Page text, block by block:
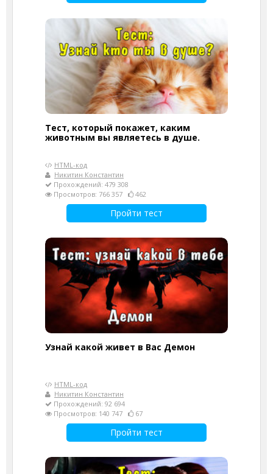
Тест, который покажет, каким
животным вы являетесь в душе.
HTML-код
Никитин Константин
Прохождений: 479 308
Просмотров: 766 357
462
Пройти тест
Узнай какой живет в Вас Демон
HTML-код
Никитин Константин
Прохождений: 92 694
Просмотров: 140 747
67
Пройти тест